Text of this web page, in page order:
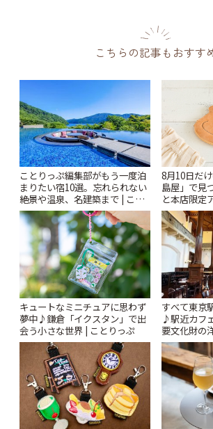
こちらの記事もおすす
ことりっぷ編集部がもう一度泊
まりたい宿10選。忘れられない
絶景や温泉、名建築まで | こと
りっぷ
8月10日だ
島屋」で見
と本店限定
ぷ
キュートなミニチュアに思わず
夢中♪鎌倉「イクスタン」で出
会う小さな世界 | ことりっぷ
すべて東京
♪駅近カフ
要文化財の
札すぐのレ
りっぷ